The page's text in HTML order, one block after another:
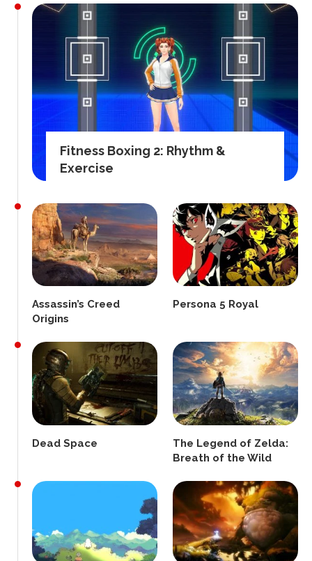
Fitness Boxing 2: Rhythm &
Exercise
Assassin’s Creed
Origins
Persona 5 Royal
Dead Space
The Legend of Zelda:
Breath of the Wild